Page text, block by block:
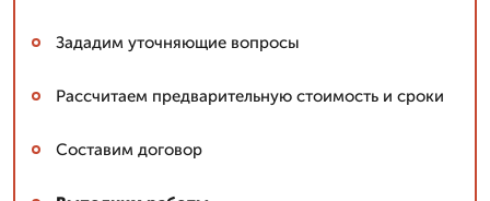
Зададим уточняющие вопросы
Рассчитаем предварительную стоимость и сроки
Составим договор